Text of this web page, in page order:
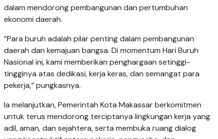
dalam mendorong pembangunan dan pertumbuhan
ekonomi daerah.
“Para buruh adalah pilar penting dalam pembangunan
daerah dan kemajuan bangsa. Di momentum Hari Buruh
Nasional ini, kami memberikan penghargaan setinggi-
tingginya atas dedikasi, kerja keras, dan semangat para
pekerja,” pungkasnya.
Ia melanjutkan, Pemerintah Kota Makassar berkomitmen
untuk terus mendorong terciptanya lingkungan kerja yang
adil, aman, dan sejahtera, serta membuka ruang dialog